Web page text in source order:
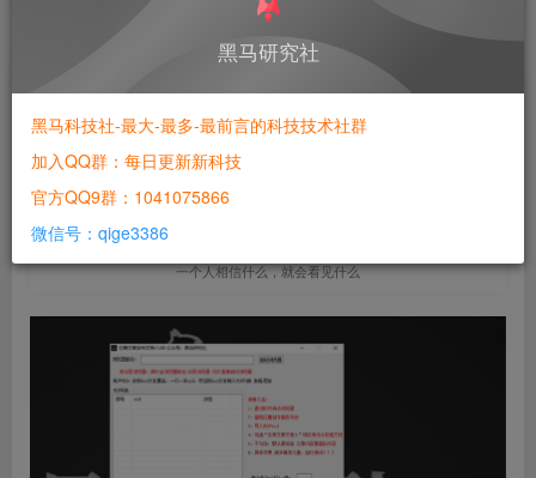
红薯发文艾特-社群成员免费使用
2年前发布
一个人相信什么，就会看见什么
黑马研究社
黑马科技社-最大-最多-最前言的科技技术社群
加入QQ群：每日更新新科技
官方QQ9群：1041075866
微信号：qige3386